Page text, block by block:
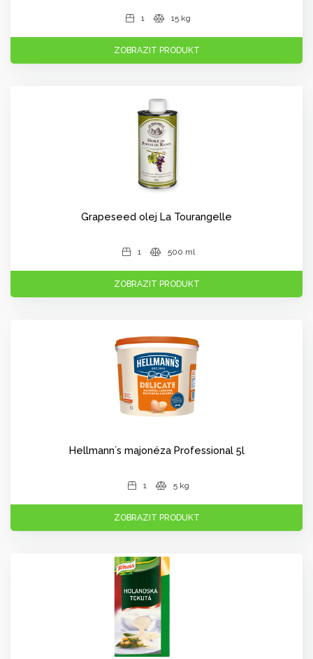
1 15 kg
ZOBRAZIT PRODUKT
Grapeseed olej La Tourangelle
1 500 ml
ZOBRAZIT PRODUKT
Hellmann´s majonéza Professional 5l
1 5 kg
ZOBRAZIT PRODUKT